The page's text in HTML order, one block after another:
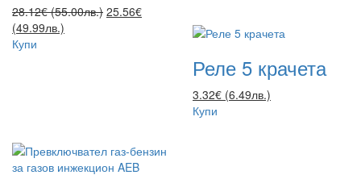
28.12€ (55.00лв.) 25.56€
(49.99лв.)
Купи
Реле 5 крачета
3.32€ (6.49лв.)
Купи